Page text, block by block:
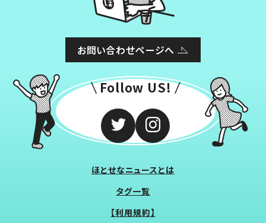
お問い合わせページへ
Follow US!
ほとせなニュースとは
タグ一覧
【利用規約】